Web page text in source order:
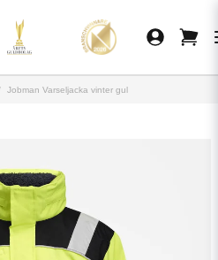
Jobman Varseljacka vinter gul